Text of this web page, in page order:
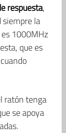
respuesta,
siempre la
1000MHz
que es
ratón tenga
se apoya